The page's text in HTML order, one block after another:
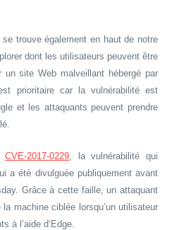
se trouve également en haut de notre
dont les utilisateurs peuvent être
un site Web malveillant hébergé par
prioritaire car la vulnérabilité est
et les attaquants peuvent prendre
CVE-2017-0229, la vulnérabilité qui
a été divulguée publiquement avant
Grâce à cette faille, un attaquant
machine ciblée lorsqu’un utilisateur
à l’aide d’Edge.